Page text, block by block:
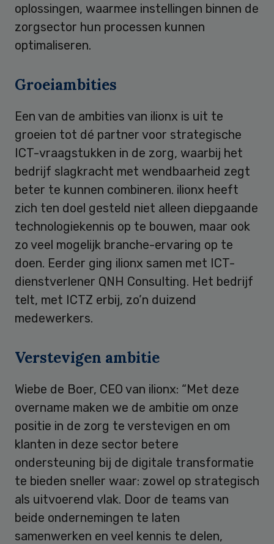
oplossingen, waarmee instellingen binnen de
zorgsector hun processen kunnen
optimaliseren.
Groeiambities
Een van de ambities van ilionx is uit te
groeien tot dé partner voor strategische
ICT-vraagstukken in de zorg, waarbij het
bedrijf slagkracht met wendbaarheid zegt
beter te kunnen combineren. ilionx heeft
zich ten doel gesteld niet alleen diepgaande
technologiekennis op te bouwen, maar ook
zo veel mogelijk branche-ervaring op te
doen. Eerder ging ilionx samen met ICT-
dienstverlener QNH Consulting. Het bedrijf
telt, met ICTZ erbij, zo’n duizend
medewerkers.
Verstevigen ambitie
Wiebe de Boer, CEO van ilionx: “Met deze
overname maken we de ambitie om onze
positie in de zorg te verstevigen en om
klanten in deze sector betere
ondersteuning bij de digitale transformatie
te bieden sneller waar: zowel op strategisch
als uitvoerend vlak. Door de teams van
beide ondernemingen te laten
samenwerken en veel kennis te delen,